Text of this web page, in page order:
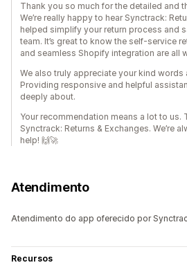
Thank you so much for the detailed and
We’re really happy to hear Synctrack:
helped simplify your return process and
team. It’s great to know the self-service
and seamless Shopify integration are all
We also truly appreciate your kind
Providing responsive and helpful
deeply about.
Your recommendation means a lot to us.
Synctrack: Returns & Exchanges. We’re
help! 🙌🚀
Atendimento
Atendimento do app oferecido por
Recursos